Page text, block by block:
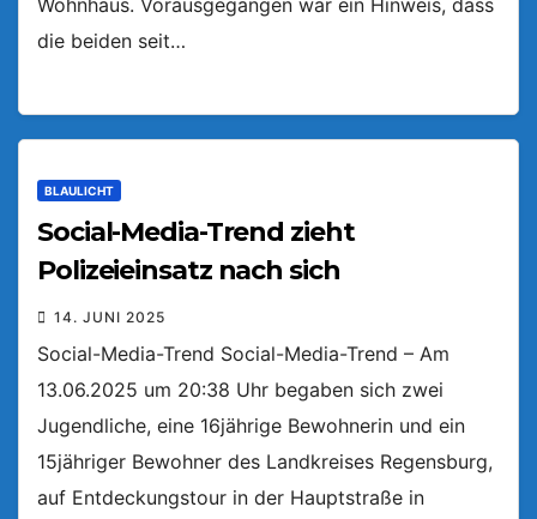
Wohnhaus. Vorausgegangen war ein Hinweis, dass
die beiden seit…
BLAULICHT
Social-Media-Trend zieht
Polizeieinsatz nach sich
14. JUNI 2025
Social-Media-Trend Social-Media-Trend – Am
13.06.2025 um 20:38 Uhr begaben sich zwei
Jugendliche, eine 16jährige Bewohnerin und ein
15jähriger Bewohner des Landkreises Regensburg,
auf Entdeckungstour in der Hauptstraße in